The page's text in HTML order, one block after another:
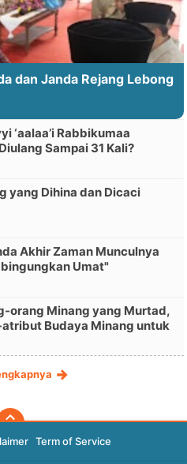
dan Janda Rejang Lebong
‘aalaa’i Rabbikumaa
Sampai 31 Kali?
yang Dihina dan Dicaci
Akhir Zaman Munculnya
Umat"
orang Minang yang Murtad,
Budaya Minang untuk
Term of Service